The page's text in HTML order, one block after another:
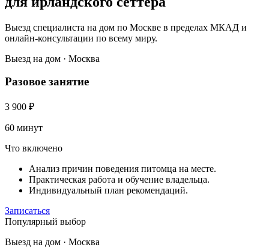
Выезд специалиста на дом по Москве в пределах МКАД и
онлайн-консультации по всему миру.
Выезд на дом · Москва
Разовое занятие
3 900 ₽
60 минут
Что включено
Анализ причин поведения питомца на месте.
Практическая работа и обучение владельца.
Индивидуальный план рекомендаций.
Записаться
Популярный выбор
Выезд на дом · Москва